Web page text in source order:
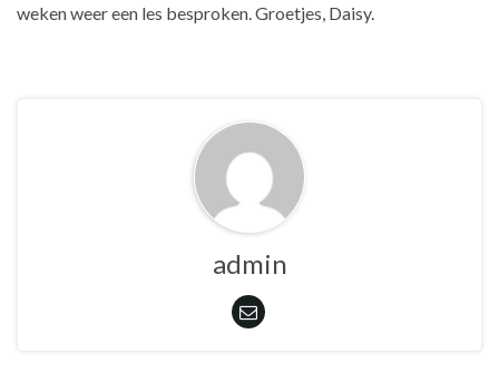
weken weer een les besproken. Groetjes, Daisy.
admin